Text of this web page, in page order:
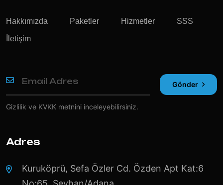
Hakkımızda Paketler Hizmetler SSS
İletişim
Gönder
Gizlilik ve KVKK metnini inceleyebilirsiniz.
Adres
Kuruköprü, Sefa Özler Cd. Özden Apt Kat:6